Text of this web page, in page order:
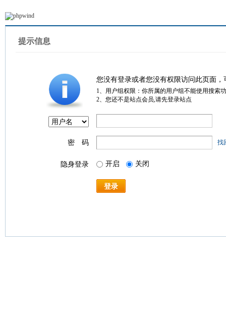
提示信息
您没有登录或者您没有权限访问此页面
1、用户组权限：你所属的用户组不能使用搜索
2、您还不是站点会员,请先登录站点
密 码 找
隐身登录 开启 关闭
登录